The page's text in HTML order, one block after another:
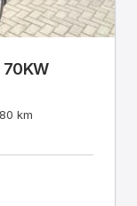
70KW
km